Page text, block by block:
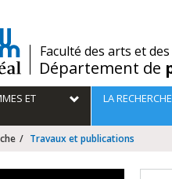
/Faculté des arts et des
Département de
ET LA RECHERCHE
Travaux et publications